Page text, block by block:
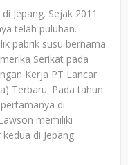
Jepang. Sejak 2011
telah puluhan.
pabrik susu bernama
Serikat pada
Kerja PT Lancar
Terbaru. Pada tahun
di
memiliki
di Jepang